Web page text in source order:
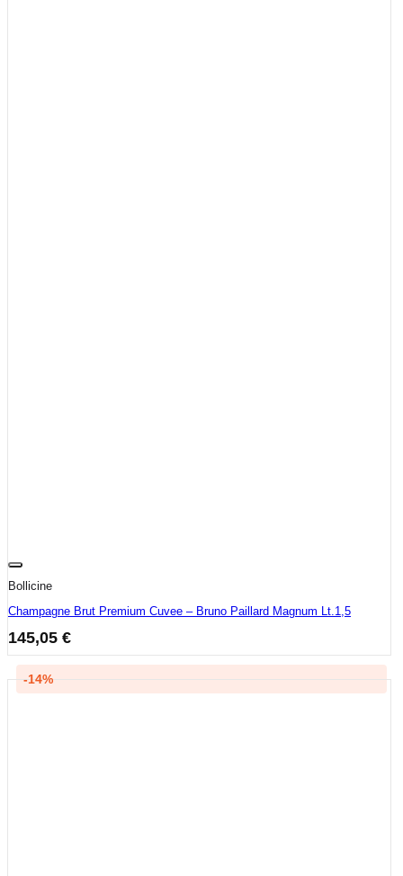
Bollicine
Champagne Brut Premium Cuvee – Bruno Paillard Magnum Lt.1,5
145,05 €
-14%